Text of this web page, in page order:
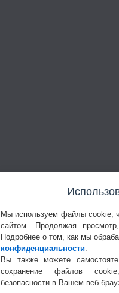
Мы используем файлы cookie,
сайтом. Продолжая
Подробнее о том, как мы
конфиденциальности
Вы также можете
сохранение файлов
безопасности в Вашем веб-